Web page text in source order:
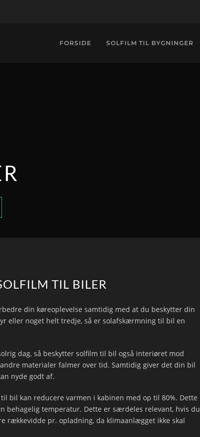
FORSIDE SOLFILM TIL BYGNINGER
TIL BILER
din køreoplevelse samtidig med at du beskytter din
eller noget helt tredje, så er solafskærmning til bil en
dag, så beskytter solfilm til bil også interiøret mod
materialer falmer over tid. Samtidig giver det din bil
nyde godt af.
bil kan reducere varmen i kabinen med op til 80%. Dette
behagelig temperatur. Dette er særdeles relevant, hvis du
rækkevidde pr. opladning, da klimaanlægget ikke skal